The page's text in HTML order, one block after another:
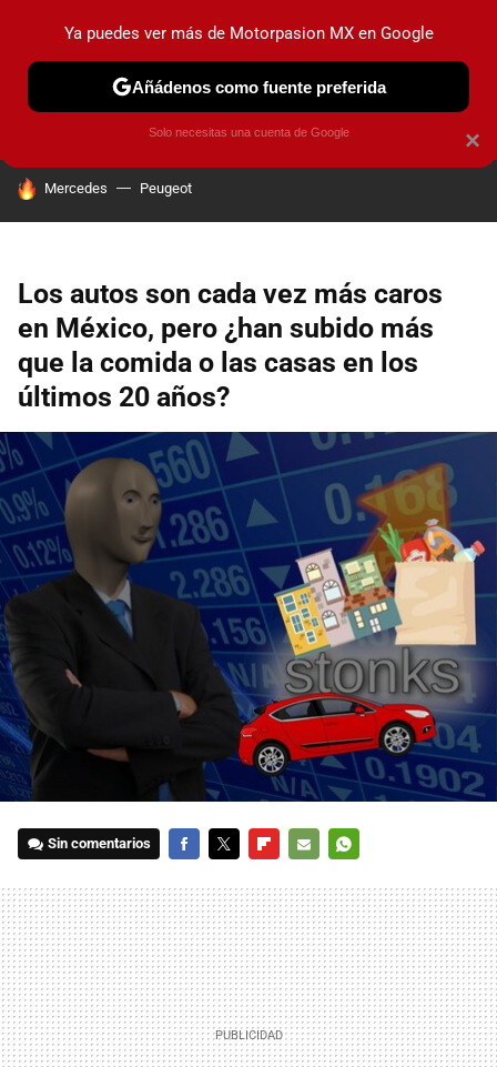
PRUEBAS INDUSTRIA HOY NO CIRCULA
HOY SE HABLA DE
Mercedes Peugeot
Los autos son cada vez más caros
en México, pero ¿han subido más
que la comida o las casas en los
últimos 20 años?
Sin comentarios
MAIL
×
Ya puedes ver más de Motorpasion MX en Google
Añádenos como fuente preferida
Solo necesitas una cuenta de Google